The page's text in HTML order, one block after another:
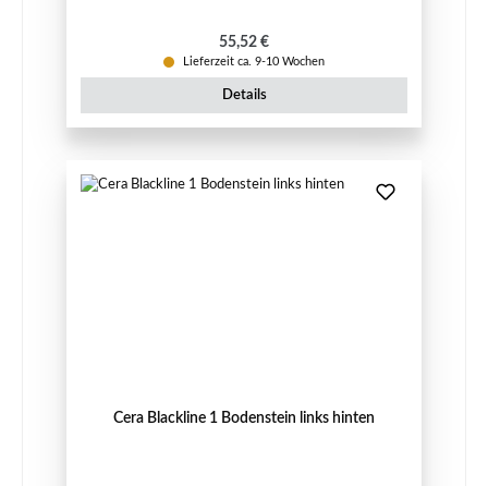
Regulärer Preis:
55,52 €
Lieferzeit ca. 9-10 Wochen
Details
Cera Blackline 1 Bodenstein links hinten